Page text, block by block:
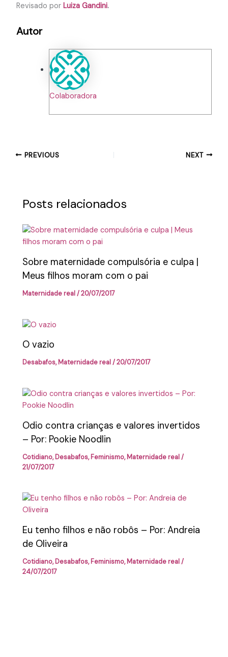
Revisado por Luiza Gandini.
Autor
Colaboradora
PREVIOUS NEXT
Posts relacionados
Sobre maternidade compulsória e culpa |
Meus filhos moram com o pai
Maternidade real/20/07/2017
O vazio
Desabafos,Maternidade real/20/07/2017
Odio contra crianças e valores invertidos
– Por: Pookie Noodlin
Cotidiano,Desabafos,Feminismo,Maternidade real/
21/07/2017
Eu tenho filhos e não robôs – Por: Andreia
de Oliveira
Cotidiano,Desabafos,Feminismo,Maternidade real/
24/07/2017